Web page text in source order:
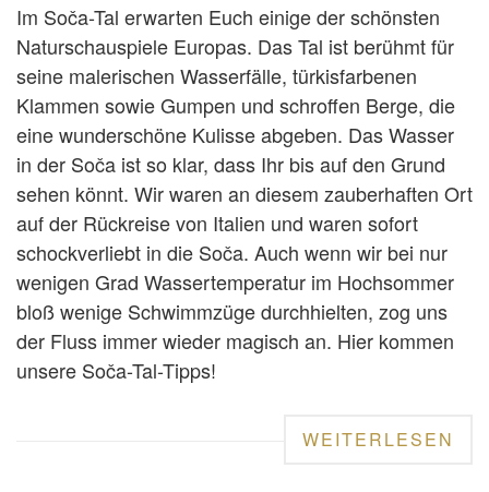
Im Soča-Tal erwarten Euch einige der schönsten
Naturschauspiele Europas. Das Tal ist berühmt für
seine malerischen Wasserfälle, türkisfarbenen
Klammen sowie Gumpen und schroffen Berge, die
eine wunderschöne Kulisse abgeben. Das Wasser
in der Soča ist so klar, dass Ihr bis auf den Grund
sehen könnt. Wir waren an diesem zauberhaften Ort
auf der Rückreise von Italien und waren sofort
schockverliebt in die Soča. Auch wenn wir bei nur
wenigen Grad Wassertemperatur im Hochsommer
bloß wenige Schwimmzüge durchhielten, zog uns
der Fluss immer wieder magisch an. Hier kommen
unsere Soča-Tal-Tipps!
WEITERLESEN